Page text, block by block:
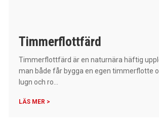
Timmerflottfärd
Timmerflottfärd är en naturnära häftig
man både får bygga en egen timmerflotte
lugn och ro...
LÄS MER >